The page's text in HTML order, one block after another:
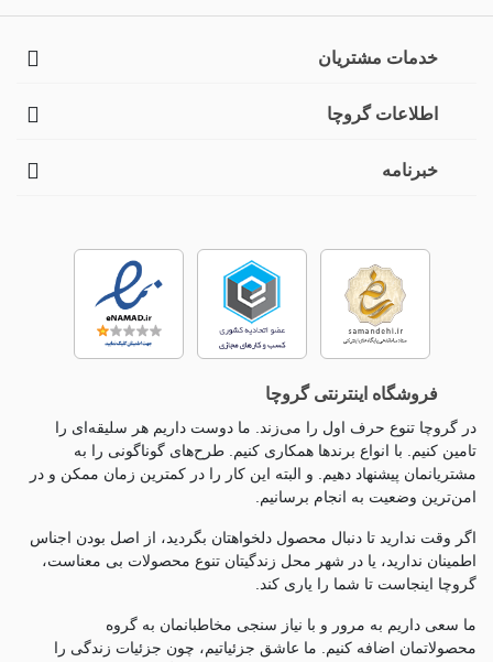
خدمات مشتریان
اطلاعات گروچا
خبرنامه
فروشگاه اینترنتی گروچا
در گروچا تنوع حرف اول را می‌زند. ما دوست داریم هر سلیقه‌ای را
تامین کنیم. با انواع برندها همکاری کنیم. طرح‌های گوناگونی را به
مشتریانمان پیشنهاد دهیم. و البته این کار را در کمترین زمان ممکن و در
امن‌ترین وضعیت به انجام برسانیم.
اگر وقت ندارید تا دنبال محصول دلخواهتان بگردید، از اصل بودن اجناس
اطمینان ندارید، یا در شهر محل زندگیتان تنوع محصولات بی معناست،
گروچا اینجاست تا شما را یاری کند.
ما سعی داریم به مرور و با نیاز سنجی مخاطبانمان به گروه
محصولاتمان اضافه کنیم. ما عاشق جزئياتیم، چون جزئيات زندگی را